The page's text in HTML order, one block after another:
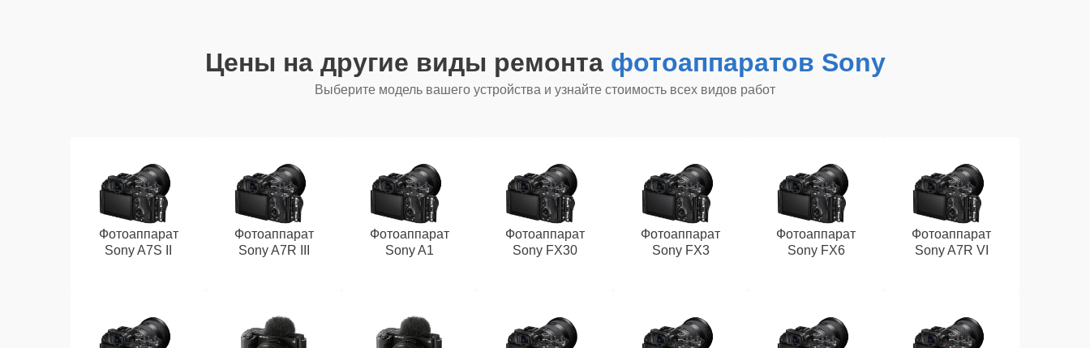
Цены на другие виды ремонта фотоаппаратов Sony
Выберите модель вашего устройства и узнайте стоимость всех видов работ
Фотоаппарат
Sony A7S II
Фотоаппарат
Sony A7R III
Фотоаппарат
Sony A1
Фотоаппарат
Sony FX30
Фотоаппарат
Sony FX3
Фотоаппарат
Sony FX6
Фотоаппарат
Sony A7R VI